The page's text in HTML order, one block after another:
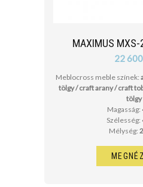
MAXIMUS MXS-
22
Meblocross meble színek:
tölgy / craft arany / craft
tölgy
Magasság:
Szélesség:
Mélység: